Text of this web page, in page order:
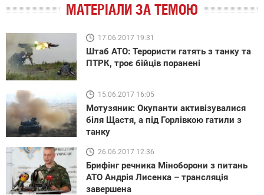
МАТЕРІАЛИ ЗА ТЕМОЮ
17.06.2017 19:31
Штаб АТО: Терористи гатять з танку та
ПТРК, троє бійців поранені
15.06.2017 16:05
Мотузяник: Окупанти активізувалися
біля Щастя, а під Горлівкою гатили з
танку
26.06.2017 12:36
Брифінг речника Міноборони з питань
АТО Андрія Лисенка – трансляція
завершена